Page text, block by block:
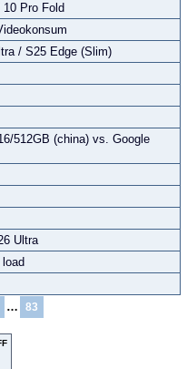
Pro Fold
/ S25 Edge (Slim)
512GB (china) vs. Google
Ultra
… 83